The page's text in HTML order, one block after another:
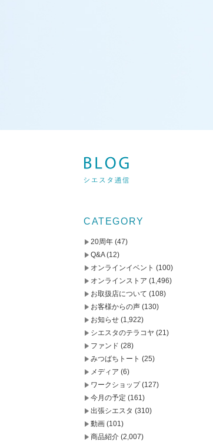
CATEGORY
20周年 (47)
Q&A(12)
オンラインイベント (100)
オンラインストア (1,496)
お取扱店について (108)
お客様からの声 (130)
お知らせ (1,922)
シエスタのテラコヤ (21)
ファンド (28)
みつばちトート (25)
メディア (6)
ワークショップ(127)
今月の予定 (161)
出張シエスタ (310)
動画 (101)
商品紹介 (2,007)